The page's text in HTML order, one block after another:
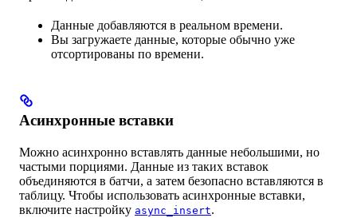
Данные добавляются в реальном времени.
Вы загружаете данные, которые обычно уже
отсортированы по времени.
Асинхронные вставки
Можно асинхронно вставлять данные небольшими, но
частыми порциями. Данные из таких вставок
объединяются в батчи, а затем безопасно вставляются в
таблицу. Чтобы использовать асинхронные вставки,
включите настройку async_insert.